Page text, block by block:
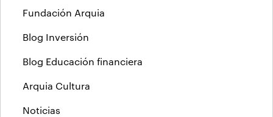
Fundación Arquia
Blog Inversión
Blog Educación financiera
Arquia Cultura
Noticias